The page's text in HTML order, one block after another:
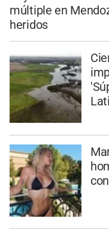
múltiple en
heridos